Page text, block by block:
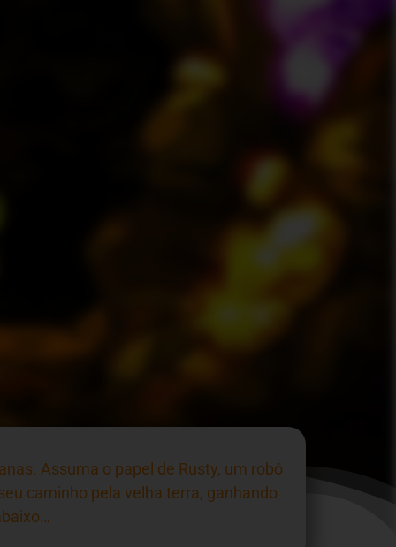
Assuma o papel de Rusty, um robô
caminho pela velha terra, ganhando